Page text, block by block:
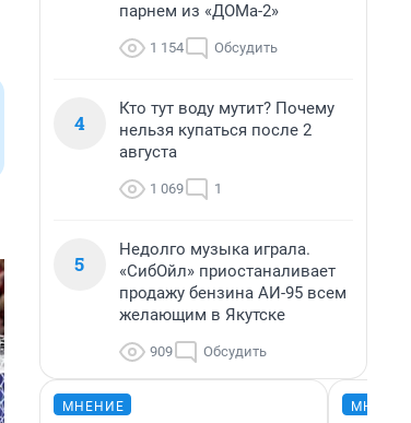
парнем из «ДОМа-2»
1 154 Обсудить
4
Кто тут воду мутит? Почему
нельзя купаться после 2
августа
1 069 1
5
Недолго музыка играла.
«СибОйл» приостаналивает
продажу бензина АИ-95 всем
желающим в Якутске
909 Обсудить
МНЕНИЕ